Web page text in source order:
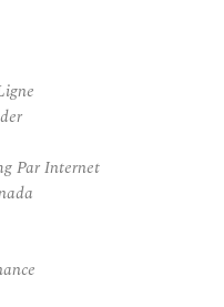
Par Internet